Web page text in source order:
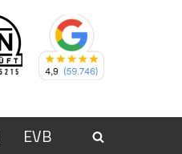
EVB